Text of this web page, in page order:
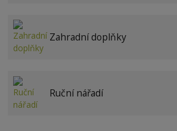
Zahradní doplňky
Ruční nářadí